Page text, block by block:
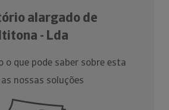
alargado de
- Lda
o que pode saber sobre esta
nossas soluções